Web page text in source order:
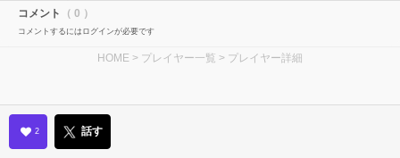
コメント （ 0 ）
コメントするにはログインが必要です
HOME > プレイヤー一覧 > プレイヤー詳細
2 話す